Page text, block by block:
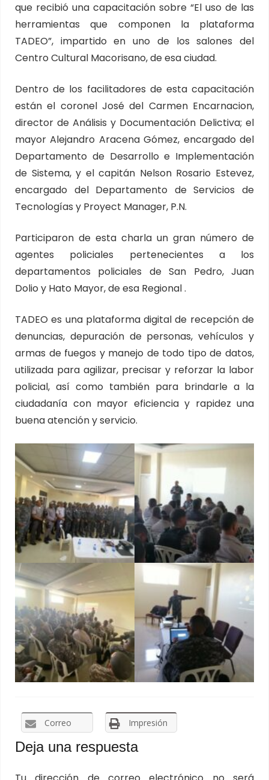
que recibió una capacitación sobre “El uso de las
herramientas que componen la plataforma
TADEO”, impartido en uno de los salones del
Centro Cultural Macorisano, de esa ciudad.
Dentro de los facilitadores de esta capacitación
están el coronel José del Carmen Encarnacion,
director de Análisis y Documentación Delictiva; el
mayor Alejandro Aracena Gómez, encargado del
Departamento de Desarrollo e Implementación
de Sistema, y el capitán Nelson Rosario Estevez,
encargado del Departamento de Servicios de
Tecnologías y Proyect Manager, P.N.
Participaron de esta charla un gran número de
agentes policiales pertenecientes a los
departamentos policiales de San Pedro, Juan
Dolio y Hato Mayor, de esa Regional .
TADEO es una plataforma digital de recepción de
denuncias, depuración de personas, vehículos y
armas de fuegos y manejo de todo tipo de datos,
utilizada para agilizar, precisar y reforzar la labor
policial, así como también para brindarle a la
ciudadanía con mayor eficiencia y rapidez una
buena atención y servicio.
Correo Impresión
Deja una respuesta